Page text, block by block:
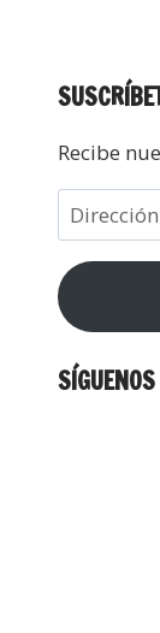
Recibe